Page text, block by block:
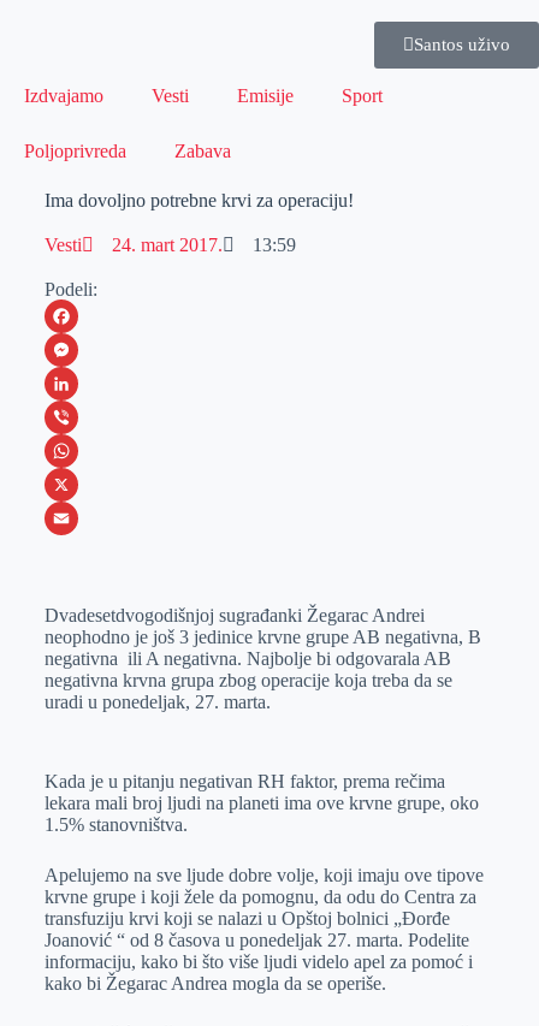
Santos uživo
Izdvajamo Vesti Emisije Sport
Poljoprivreda Zabava
Ima dovoljno potrebne krvi za operaciju!
Vesti 24. mart 2017. 13:59
Podeli:
F
a
c
e
b
o
M
e
s
s
e
e
r
L
i
n
k
I
n
V
i
b
W
h
s
A
p
X
a
i
l
Dvadesetdvogodišnjoj sugrađanki Žegarac Andrei
neophodno je još 3 jedinice krvne grupe AB negativna, B
negativna ili A negativna. Najbolje bi odgovarala AB
negativna krvna grupa zbog operacije koja treba da se
uradi u ponedeljak, 27. marta.
Kada je u pitanju negativan RH faktor, prema rečima
lekara mali broj ljudi na planeti ima ove krvne grupe, oko
1.5% stanovništva.
Apelujemo na sve ljude dobre volje, koji imaju ove tipove
krvne grupe i koji žele da pomognu, da odu do Centra za
transfuziju krvi koji se nalazi u Opštoj bolnici „Đorđe
Joanović “ od 8 časova u ponedeljak 27. marta. Podelite
informaciju, kako bi što više ljudi videlo apel za pomoć i
kako bi Žegarac Andrea mogla da se operiše.